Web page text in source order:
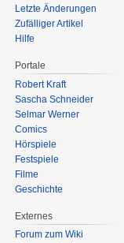
Letzte Änderungen
Zufälliger Artikel
Hilfe
Portale
Robert Kraft
Sascha Schneider
Selmar Werner
Comics
Hörspiele
Festspiele
Filme
Geschichte
Externes
Forum zum Wiki